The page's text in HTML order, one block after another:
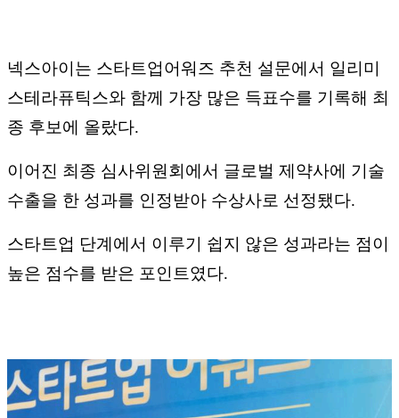
넥스아이는 스타트업어워즈 추천 설문에서 일리미
스테라퓨틱스와 함께 가장 많은 득표수를 기록해 최
종 후보에 올랐다.
이어진 최종 심사위원회에서 글로벌 제약사에 기술
수출을 한 성과를 인정받아 수상사로 선정됐다.
스타트업 단계에서 이루기 쉽지 않은 성과라는 점이
높은 점수를 받은 포인트였다.